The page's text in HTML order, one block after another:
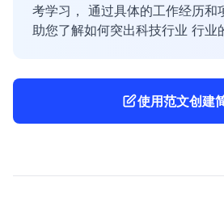
考学习， 通过具体的工作经历和
助您了解如何突出科技行业 行业
使用范文创建